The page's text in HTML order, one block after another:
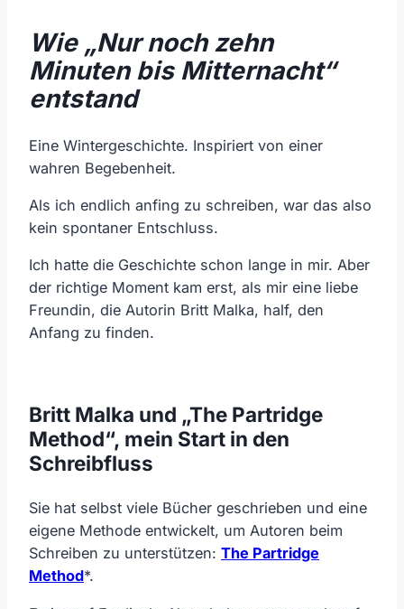
Wie „Nur noch zehn
Minuten bis Mitternacht“
entstand
Eine Wintergeschichte. Inspiriert von einer
wahren Begebenheit.
Als ich endlich anfing zu schreiben, war das also
kein spontaner Entschluss.
Ich hatte die Geschichte schon lange in mir. Aber
der richtige Moment kam erst, als mir eine liebe
Freundin, die Autorin Britt Malka, half, den
Anfang zu finden.
Britt Malka und „The Partridge
Method“, mein Start in den
Schreibfluss
Sie hat selbst viele Bücher geschrieben und eine
eigene Methode entwickelt, um Autoren beim
Schreiben zu unterstützen: The Partridge
Method*.